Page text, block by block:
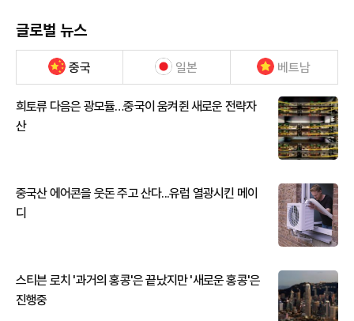
글로벌 뉴스
중국 일본 베트남
희토류 다음은 광모듈…중국이 움켜쥔 새로운 전략자
산
중국산 에어콘을 웃돈 주고 산다...유럽 열광시킨 메이
디
스티븐 로치 '과거의 홍콩'은 끝났지만 '새로운 홍콩'은
진행중